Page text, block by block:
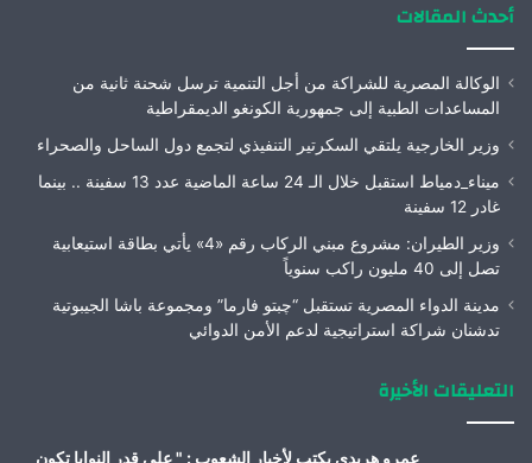
أحدث المقالات
الوكالة المصرية للشراكة من أجل التنمية ترسل شحنة ثانية من
المساعدات الطبية إلى جمهورية الكونغو الديمقراطية
وزير الخارجية يلتقي السكرتير التنفيذي لتجمع دول الساحل والصحراء
ميناء_دمياط استقبل خلال الـ 24 ساعة الماضية عدد 13 سفينة .. بينما
غادر 12 سفينة
وزير الطيران: مشروع مبني الركاب رقم «4» يأتي بطاقة استيعابية
تصل إلى 40 مليون راكب سنوياً
مدينة الدواء المصرية تستقبل “چبتو فارما” ومجموعة باشا الجيبوتية
تدشنان شراكة استراتيجية لدعم الأمن الدوائي
التعليقات الأخيرة
عمرو هريدى يكتب لأخبار الشعوب : " على قدر النوايا تكون